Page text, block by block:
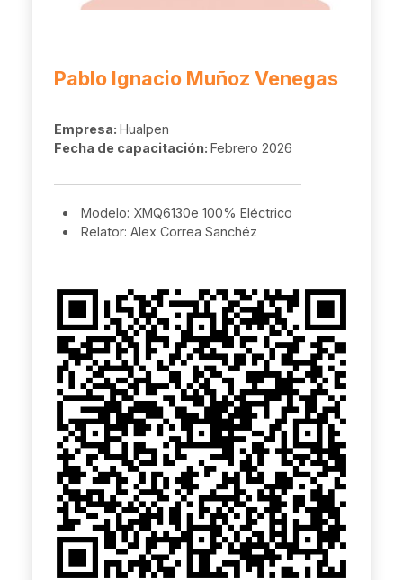
Pablo Ignacio Muñoz Venegas
Empresa: Hualpen
Fecha de capacitación: Febrero 2026
Modelo: XMQ6130e 100% Eléctrico
Relator: Alex Correa Sanchéz